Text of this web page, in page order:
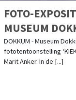
FOTO-
MUSEUM
VAN
DOKKUM - Museum
fototentoonstelling
Marit Anker. In de [...]